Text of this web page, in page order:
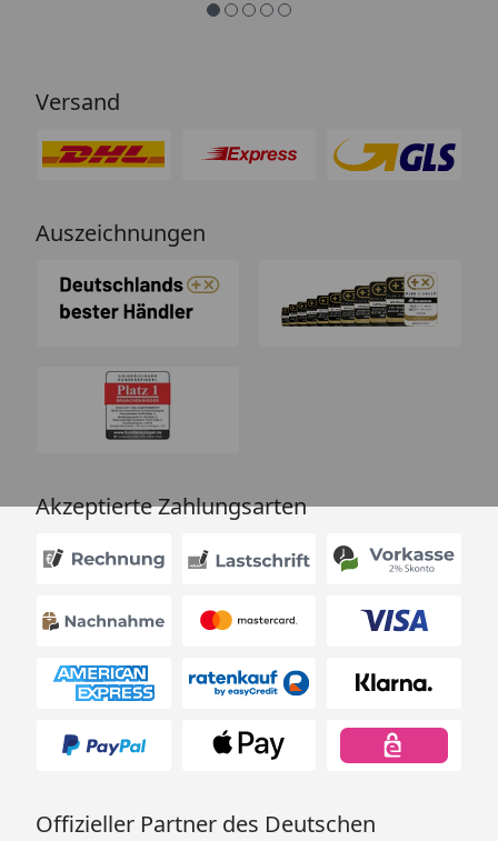
Versand
Auszeichnungen
Akzeptierte Zahlungsarten
Offizieller Partner des Deutschen